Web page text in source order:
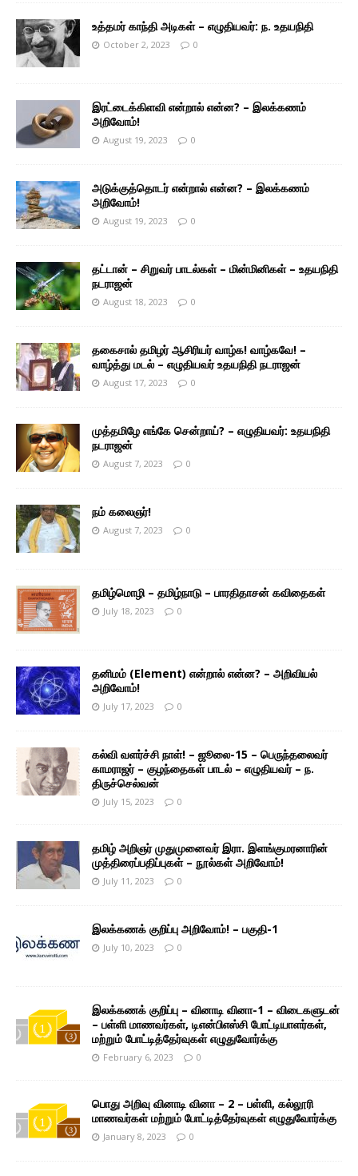
உத்தமர் காந்தி அடிகள் – எழுதியவர்: ந. உதயநிதி
October 2, 2023 0
இரட்டைக்கிளவி என்றால் என்ன? – இலக்கணம்
அறிவோம்!
August 19, 2023 0
அடுக்குத்தொடர் என்றால் என்ன? – இலக்கணம்
அறிவோம்!
August 19, 2023 0
தட்டான் – சிறுவர் பாடல்கள் – மின்மினிகள் – உதயநிதி
நடராஜன்
August 18, 2023 0
தகைசால் தமிழர் ஆசிரியர் வாழ்க! வாழ்கவே! –
வாழ்த்து மடல் – எழுதியவர் உதயநிதி நடராஜன்
August 17, 2023 0
முத்தமிழே எங்கே சென்றாய்? – எழுதியவர்: உதயநிதி
நடராஜன்
August 7, 2023 0
நம் கலைஞர்!
August 7, 2023 0
தமிழ்மொழி – தமிழ்நாடு – பாரதிதாசன் கவிதைகள்
July 18, 2023 0
தனிமம் (Element) என்றால் என்ன? – அறிவியல்
அறிவோம்!
July 17, 2023 0
கல்வி வளர்ச்சி நாள்! – ஜூலை-15 – பெருந்தலைவர்
காமராஜர் – குழந்தைகள் பாடல் – எழுதியவர் – ந.
திருச்செல்வன்
July 15, 2023 0
தமிழ் அறிஞர் முதுமுனைவர் இரா. இளங்குமரனாரின்
முத்திரைப்பதிப்புகள் – நூல்கள் அறிவோம்!
July 11, 2023 0
இலக்கணக் குறிப்பு அறிவோம்! – பகுதி-1
July 10, 2023 0
இலக்கணக் குறிப்பு – வினாடி வினா-1 – விடைகளுடன்
– பள்ளி மாணவர்கள், டிஎன்பிஎஸ்சி போட்டியாளர்கள்,
மற்றும் போட்டித்தேர்வுகள் எழுதுவோர்க்கு
February 6, 2023 0
பொது அறிவு வினாடி வினா – 2 – பள்ளி, கல்லூரி
மாணவர்கள் மற்றும் போட்டித்தேர்வுகள் எழுதுவோர்க்கு
January 8, 2023 0